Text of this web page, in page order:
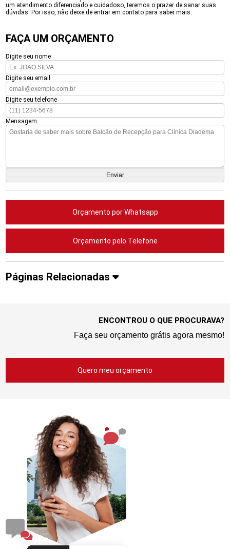
um atendimento diferenciado e cuidadoso, teremos o prazer de sanar suas
dúvidas. Por isso, não deixe de entrar em contato para saber mais.
FAÇA UM ORÇAMENTO
Digite seu nome
Digite seu email
Digite seu telefone
Mensagem
Orçamento por Whatsapp
Orçamento pelo Telefone
Páginas Relacionadas
ENCONTROU O QUE PROCURAVA?
Faça seu orçamento grátis agora mesmo!
Quero meu orçamento